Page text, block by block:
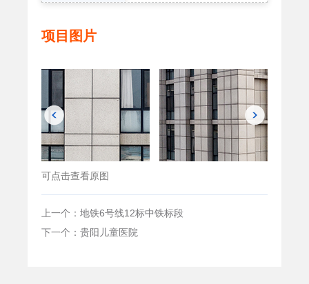
项目图片
可点击查看原图
上一个：地铁6号线12标中铁标段
下一个：贵阳儿童医院